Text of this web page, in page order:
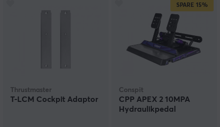
Thrustmaster
T-LCM Cockpit Adaptor
SPARE 15%
Conspit
CPP APEX 2 10MPA
Hydraulikpedal